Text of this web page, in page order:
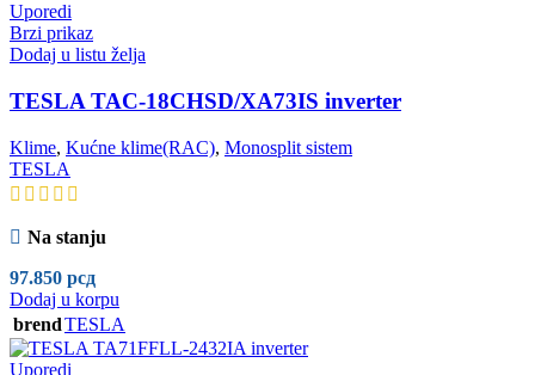
Uporedi
Brzi prikaz
Dodaj u listu želja
TESLA TAC-18CHSD/XA73IS inverter
Klime, Kućne klime(RAC), Monosplit sistem
TESLA
Na stanju
97.850 рсд
Dodaj u korpu
brendTESLA
Uporedi